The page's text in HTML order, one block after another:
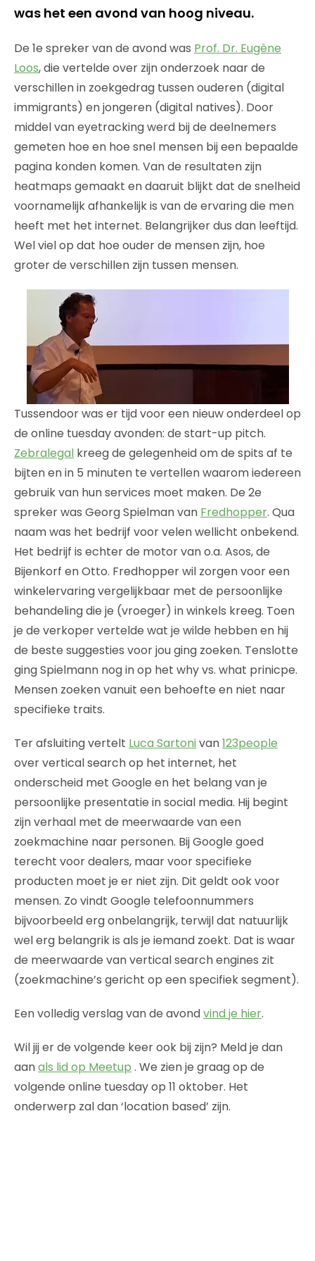
was het een avond van hoog niveau.
De 1e spreker van de avond was Prof. Dr. Eugène
Loos, die vertelde over zijn onderzoek naar de
verschillen in zoekgedrag tussen ouderen (digital
immigrants) en jongeren (digital natives). Door
middel van eyetracking werd bij de deelnemers
gemeten hoe en hoe snel mensen bij een bepaalde
pagina konden komen. Van de resultaten zijn
heatmaps gemaakt en daaruit blijkt dat de snelheid
voornamelijk afhankelijk is van de ervaring die men
heeft met het internet. Belangrijker dus dan leeftijd.
Wel viel op dat hoe ouder de mensen zijn, hoe
groter de verschillen zijn tussen mensen.
Tussendoor was er tijd voor een nieuw onderdeel op
de online tuesday avonden: de start-up pitch.
Zebralegal kreeg de gelegenheid om de spits af te
bijten en in 5 minuten te vertellen waarom iedereen
gebruik van hun services moet maken. De 2e
spreker was Georg Spielman van Fredhopper. Qua
naam was het bedrijf voor velen wellicht onbekend.
Het bedrijf is echter de motor van o.a. Asos, de
Bijenkorf en Otto. Fredhopper wil zorgen voor een
winkelervaring vergelijkbaar met de persoonlijke
behandeling die je (vroeger) in winkels kreeg. Toen
je de verkoper vertelde wat je wilde hebben en hij
de beste suggesties voor jou ging zoeken. Tenslotte
ging Spielmann nog in op het why vs. what prinicpe.
Mensen zoeken vanuit een behoefte en niet naar
specifieke traits.
Ter afsluiting vertelt Luca Sartonivan123people
over vertical search op het internet, het
onderscheid met Google en het belang van je
persoonlijke presentatie in social media. Hij begint
zijn verhaal met de meerwaarde van een
zoekmachine naar personen. Bij Google goed
terecht voor dealers, maar voor specifieke
producten moet je er niet zijn. Dit geldt ook voor
mensen. Zo vindt Google telefoonnummers
bijvoorbeeld erg onbelangrijk, terwijl dat natuurlijk
wel erg belangrik is als je iemand zoekt. Dat is waar
de meerwaarde van vertical search engines zit
(zoekmachine’s gericht op een specifiek segment).
Een volledig verslag van de avondvind je hier.
Wil jij er de volgende keer ook bij zijn? Meld je dan
aanals lid op Meetup . We zien je graag op de
volgende online tuesday op 11 oktober. Het
onderwerp zal dan ‘location based’ zijn.